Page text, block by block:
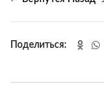
Поделиться